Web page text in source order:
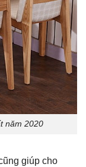
năm 2020
giúp cho